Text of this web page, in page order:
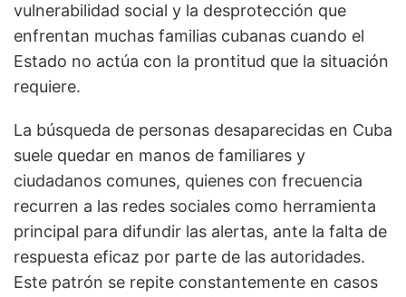
vulnerabilidad social y la desprotección que
enfrentan muchas familias cubanas cuando el
Estado no actúa con la prontitud que la situación
requiere.
La búsqueda de personas desaparecidas en Cuba
suele quedar en manos de familiares y
ciudadanos comunes, quienes con frecuencia
recurren a las redes sociales como herramienta
principal para difundir las alertas, ante la falta de
respuesta eficaz por parte de las autoridades.
Este patrón se repite constantemente en casos